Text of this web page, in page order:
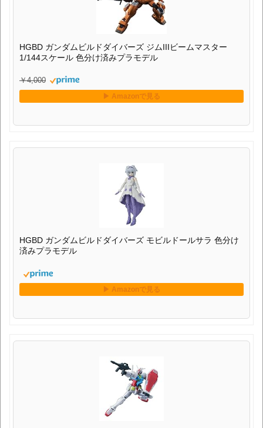
HGBD ガンダムビルドダイバーズ ジムIIIビームマスター
1/144スケール 色分け済みプラモデル
￥4,000
HGBD ガンダムビルドダイバーズ モビルドールサラ 色分け
済みプラモデル